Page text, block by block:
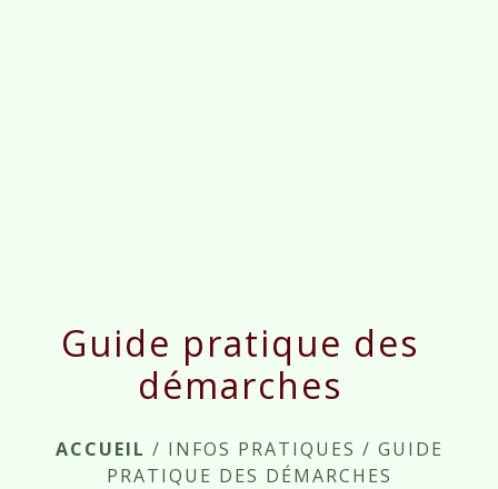
Guide pratique des
démarches
ACCUEIL / INFOS PRATIQUES / GUIDE
PRATIQUE DES DÉMARCHES